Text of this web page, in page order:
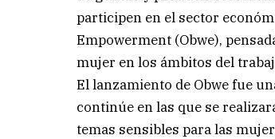
participen en el sector
Empowerment (Obwe),
mujer en los ámbitos del
El lanzamiento de Obwe fue
continúe en las que se
temas sensibles para las